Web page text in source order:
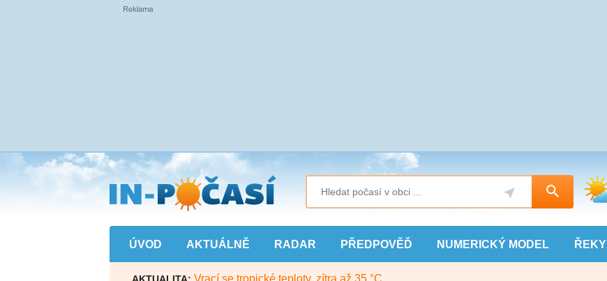
Přejít
na
hlavní
obsah
ÚVOD AKTUÁLNĚ RADAR PŘEDPOVĚĎ NUMERICKÝ MODEL ŘEKY